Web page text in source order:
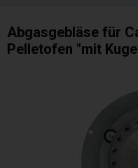
Abgasgebläse für
Pelletofen "mit